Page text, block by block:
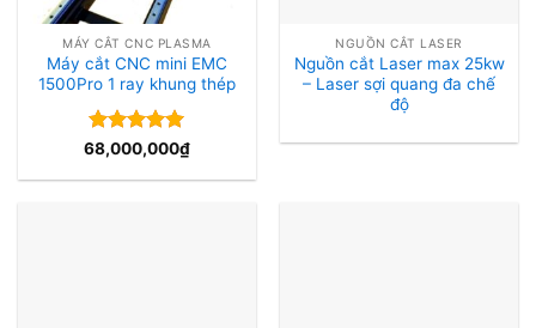
MÁY CẮT CNC PLASMA
Máy cắt CNC mini EMC
1500Pro 1 ray khung thép
Được xếp
sao
68,000,000₫
NGUỒN CẮT LASER
Nguồn cắt Laser max 25kw
– Laser sợi quang đa chế
độ